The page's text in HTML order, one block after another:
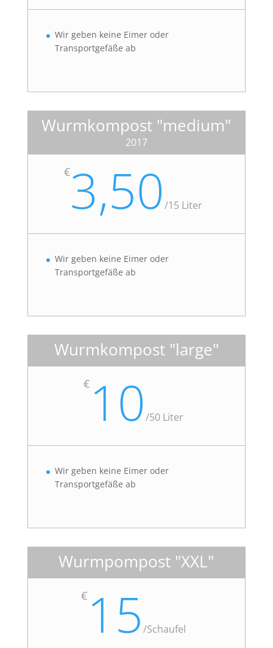
Wir geben keine Eimer oder
Transportgefäße ab
Wurmkompost "medium"
2017
€3,50/15 Liter
Wir geben keine Eimer oder
Transportgefäße ab
Wurmkompost "large"
€10 /50 Liter
Wir geben keine Eimer oder
Transportgefäße ab
Wurmpompost "XXL"
€15 /Schaufel